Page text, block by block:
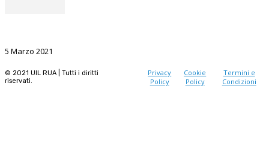
5 Marzo 2021
© 2021 UIL RUA | Tutti i diritti
riservati.
Privacy
Policy
Cookie
Policy
Termini e
Condizioni